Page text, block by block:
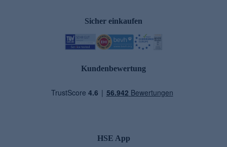
Sicher einkaufen
Kundenbewertung
HSE App